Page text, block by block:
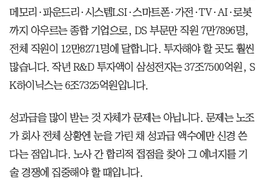
메모리·파운드리·시스템LSI·스마트폰·가전·TV·AI·로봇
까지 아우르는 종합 기업으로, DS 부문만 직원 7만7896명,
전체 직원이 12만8271명에 달합니다. 투자해야 할 곳도 훨씬
많습니다. 작년 R&D 투자액이 삼성전자는 37조7500억원, S
K하이닉스는 6조7325억원입니다.
성과급을 많이 받는 것 자체가 문제는 아닙니다. 문제는 노조
가 회사 전체 상황엔 눈을 가린 채 성과급 액수에만 신경 쓴
다는 점입니다. 노사 간 합리적 접점을 찾아 그 에너지를 기
술 경쟁에 집중해야 할 때입니다.